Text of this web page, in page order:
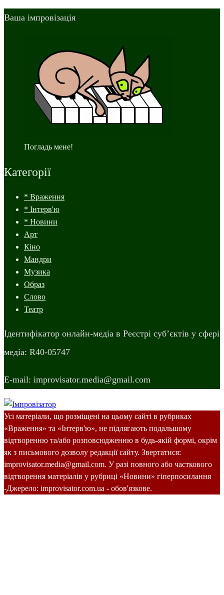
Ваша імпровізація
Погладь мене!
Категорії
* Враження
* Інтерв'ю
* Новини
Арт
Кіно
Мандри
Музика
Образ
Слово
Театр
Ідентифікатор онлайн-медіа в Реєстрі суб’єктів у сфері
медіа: R40-05747
E-mail: improvisator.media@gmail.com
Усі матеріали, що розміщені на цьому сайті в рубриках
«Враження» та «Інтерв'ю», не підлягають подальшому
відтворенню та/або розповсюдженню в будь-якій формі, окрім
як з письмового дозволу редакції сайту. Звертатися:
improvisator.media@gmail.com. У разі повного або часткового
відтворення матеріалів у рубриці «Новини» гіперпосилання
-Джерело: improvisator.com.ua - обов'язкове.